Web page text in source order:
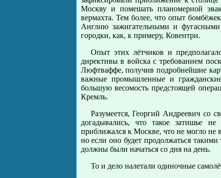
Москву и помешать планомерной
вермахта. Тем более, что опыт
Англию зажигательными и
городки, как, к примеру, Ковентри.
Опыт этих лётчиков и
директивы в войска с требованием
Люфтваффе, получив подробнейшие
важные промышленные и
большую весомость предстоящей
Кремль.
Разумеется, Георгий Андреевич со
догадывались, что такое затишье
приближался к Москве, что не могло не
но если оно будет продолжаться
должны были начаться со дня на день.
То и дело налетали одиночные